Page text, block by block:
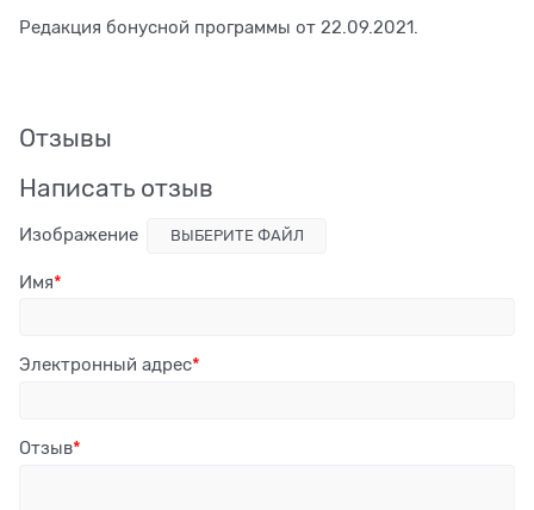
Редакция бонусной программы от 22.09.2021.
Отзывы
Написать отзыв
Изображение ВЫБЕРИТЕ ФАЙЛ
Имя
Электронный адрес
Отзыв